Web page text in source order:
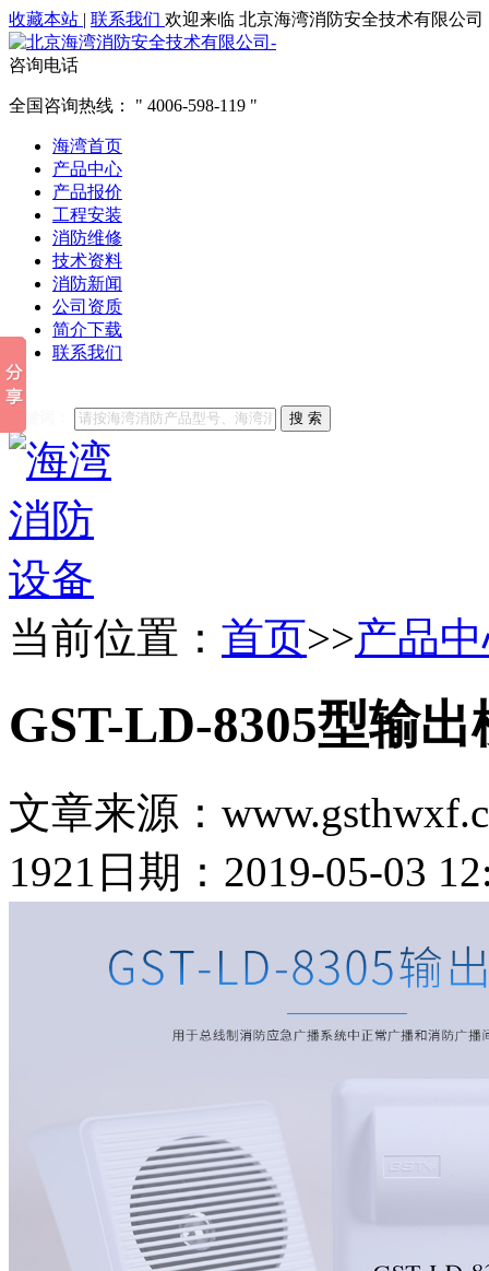
收藏本站 | 联系我们 欢迎来临 北京海湾消防安全技术有限公司
咨询电话
全国咨询热线： 4006-598-119
海湾首页
产品中心
产品报价
工程安装
消防维修
技术资料
消防新闻
公司资质
简介下载
联系我们
他们都在搜索:
搜 索
当前位置： 首页>>产品
GST-LD-8305型输出
文章来源：
1921 日期：2019-05-03